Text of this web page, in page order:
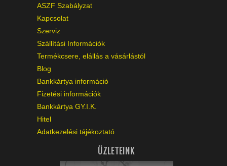
ASZF Szabályzat
Kapcsolat
Szerviz
Szállítási Információk
Termékcsere, elállás a vásárlástól
Blog
Bankkártya információ
Fizetési információk
Bankkártya GY.I.K.
Hitel
Adatkezelési tájékoztató
ÜZLETEINK